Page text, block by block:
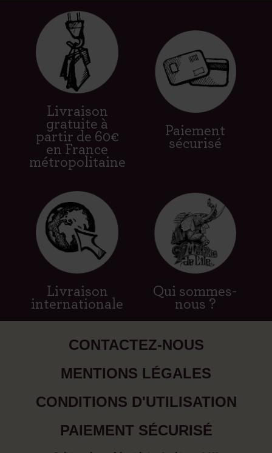
Livraison
gratuite à
partir de 60€
en France
métropolitaine
Paiement
sécurisé
Livraison
internationale
Qui sommes-
nous ?
CONTACTEZ-NOUS
MENTIONS LÉGALES
CONDITIONS D'UTILISATION
PAIEMENT SÉCURISÉ